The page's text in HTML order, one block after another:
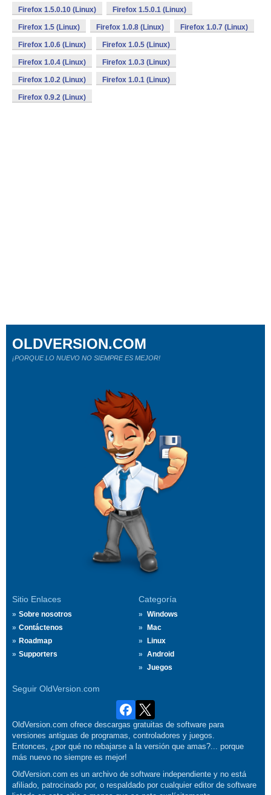
Firefox 1.5.0.10 (Linux) Firefox 1.5.0.1 (Linux)
Firefox 1.5 (Linux) Firefox 1.0.8 (Linux) Firefox 1.0.7 (Linux)
Firefox 1.0.6 (Linux) Firefox 1.0.5 (Linux)
Firefox 1.0.4 (Linux) Firefox 1.0.3 (Linux)
Firefox 1.0.2 (Linux) Firefox 1.0.1 (Linux)
Firefox 0.9.2 (Linux)
Sitio Enlaces
Sobre nosotros
Contáctenos
Roadmap
Supporters
Categoría
Windows
Mac
Linux
Android
Juegos
Seguir OldVersion.com
OLDVERSION.COM
¡PORQUE LO NUEVO NO SIEMPRE ES MEJOR!
OldVersion.com ofrece descargas gratuitas de software para
versiones antiguas de programas, controladores y juegos.
Entonces, ¿por qué no rebajarse a la versión que amas?... porque
más nuevo no siempre es mejor!
OldVersion.com es un archivo de software independiente y no está
afiliado, patrocinado por, o respaldado por cualquier editor de software